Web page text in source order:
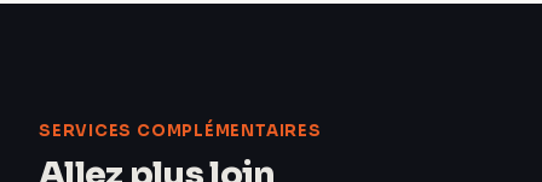
SERVICES COMPLÉMENTAIRES